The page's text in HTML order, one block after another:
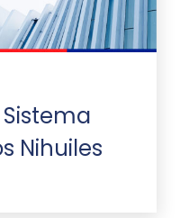
Nihuiles